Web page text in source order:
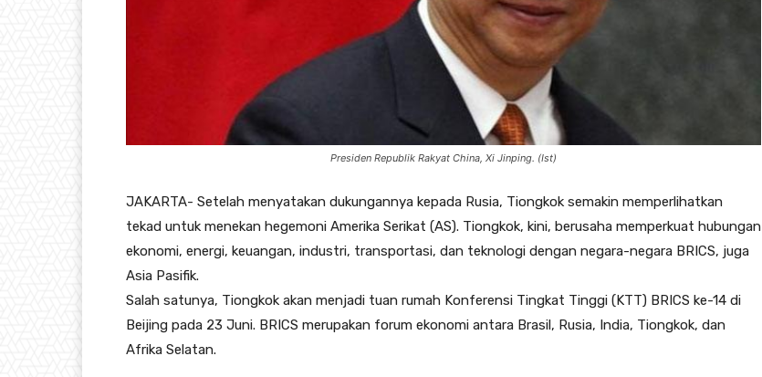
Presiden Republik Rakyat China, Xi Jinping. (Ist)
JAKARTA- Setelah menyatakan dukungannya kepada Rusia, Tiongkok semakin memperlihatkan
tekad untuk menekan hegemoni Amerika Serikat (AS). Tiongkok, kini, berusaha memperkuat hubungan
ekonomi, energi, keuangan, industri, transportasi, dan teknologi dengan negara-negara BRICS, juga
Asia Pasifik.
Salah satunya, Tiongkok akan menjadi tuan rumah Konferensi Tingkat Tinggi (KTT) BRICS ke-14 di
Beijing pada 23 Juni. BRICS merupakan forum ekonomi antara Brasil, Rusia, India, Tiongkok, dan
Afrika Selatan.